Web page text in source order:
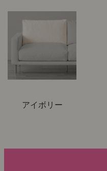
アイボリー